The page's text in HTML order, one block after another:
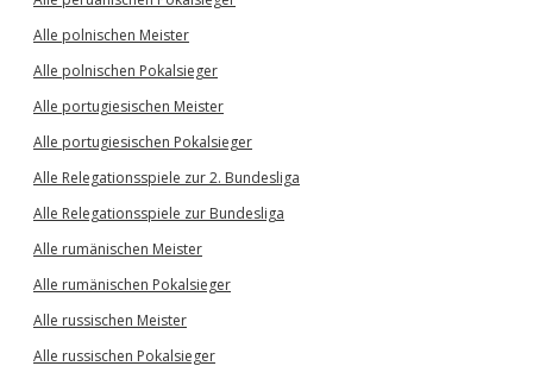
Alle polnischen Meister
Alle polnischen Pokalsieger
Alle portugiesischen Meister
Alle portugiesischen Pokalsieger
Alle Relegationsspiele zur 2. Bundesliga
Alle Relegationsspiele zur Bundesliga
Alle rumänischen Meister
Alle rumänischen Pokalsieger
Alle russischen Meister
Alle russischen Pokalsieger